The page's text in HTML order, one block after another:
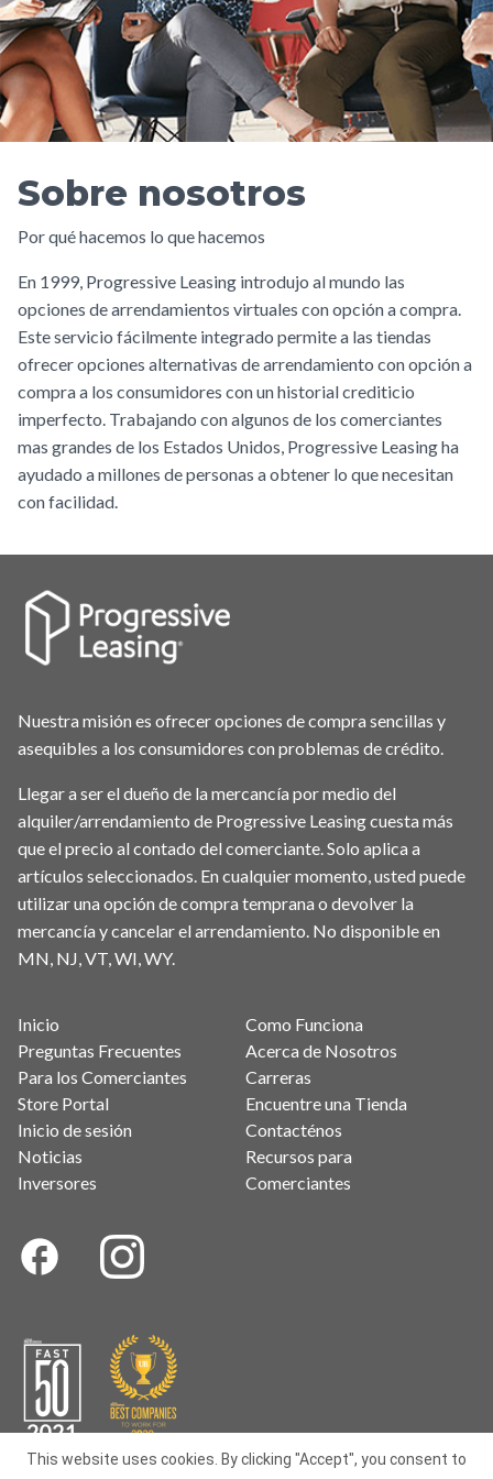
Sobre nosotros
Por qué hacemos lo que hacemos
En 1999, Progressive Leasing introdujo al mundo las
opciones de arrendamientos virtuales con opción a compra.
Este servicio fácilmente integrado permite a las tiendas
ofrecer opciones alternativas de arrendamiento con opción a
compra a los consumidores con un historial crediticio
imperfecto. Trabajando con algunos de los comerciantes
mas grandes de los Estados Unidos, Progressive Leasing ha
ayudado a millones de personas a obtener lo que necesitan
con facilidad.
Nuestra misión es ofrecer opciones de compra sencillas y
asequibles a los consumidores con problemas de crédito.
Llegar a ser el dueño de la mercancía por medio del
alquiler/arrendamiento de Progressive Leasing cuesta más
que el precio al contado del comerciante. Solo aplica a
artículos seleccionados. En cualquier momento, usted puede
utilizar una opción de compra temprana o devolver la
mercancía y cancelar el arrendamiento. No disponible en
MN, NJ, VT, WI, WY.
Inicio
Preguntas Frecuentes
Para los Comerciantes
Store Portal
Inicio de sesión
Noticias
Inversores
Como Funciona
Acerca de Nosotros
Carreras
Encuentre una Tienda
Contacténos
Recursos para
Comerciantes
This website uses cookies. By clicking "Accept", you consent to